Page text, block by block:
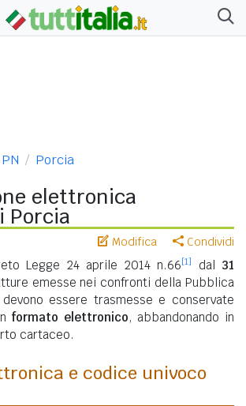
PN Porcia
elettronica
Porcia
Modifica Condividi
Legge 24 aprile 2014 n.66[1] dal 31
emesse nei confronti della Pubblica
devono essere trasmesse e conservate
formato elettronico, abbandonando in
cartaceo.
e codice univoco